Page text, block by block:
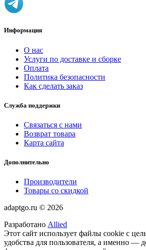
Информация
О нас
Услуги по доставке и сборке
Оплата
Политика безопасности
Как сделать заказ
Служба поддержки
Связаться с нами
Возврат товара
Карта сайта
Дополнительно
Производители
Товары со скидкой
adaptgo.ru © 2026
Разработано Allied
Этот сайт использует файлы cookie с
удобства для пользователя, а именно —